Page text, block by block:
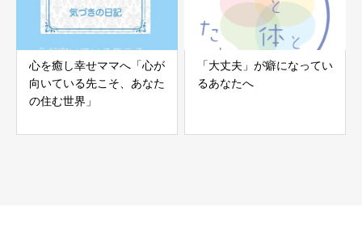
心を癒し幸せママへ「心が
向いている先こそ、あなた
の住む世界」
「大丈夫」が癖になってい
るあなたへ